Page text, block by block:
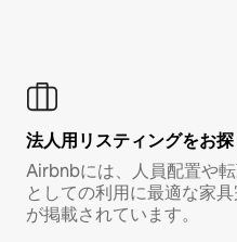
法人用リスティングをお
Airbnbには、人員配置や
としての利用に最適な家
が掲載されています。